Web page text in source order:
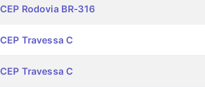
CEP Rodovia BR-316
CEP Travessa C
CEP Travessa C